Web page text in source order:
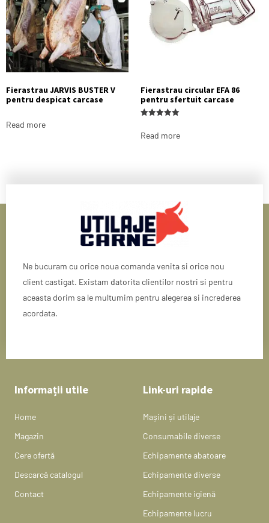
Fierastrau JARVIS BUSTER V
pentru despicat carcase
Read more
Fierastrau circular EFA 86
pentru sfertuit carcase
out of 5
Read more
Ne bucuram cu orice noua comanda venita si orice nou
client castigat. Existam datorita clientilor nostri si pentru
aceasta dorim sa le multumim pentru alegerea si increderea
acordata.
Informații utile
Home
Magazin
Cere ofertă
Descarcă catalogul
Contact
Link-uri rapide
Mașini și utilaje
Consumabile diverse
Echipamente abatoare
Echipamente diverse
Echipamente igienă
Echipamente lucru